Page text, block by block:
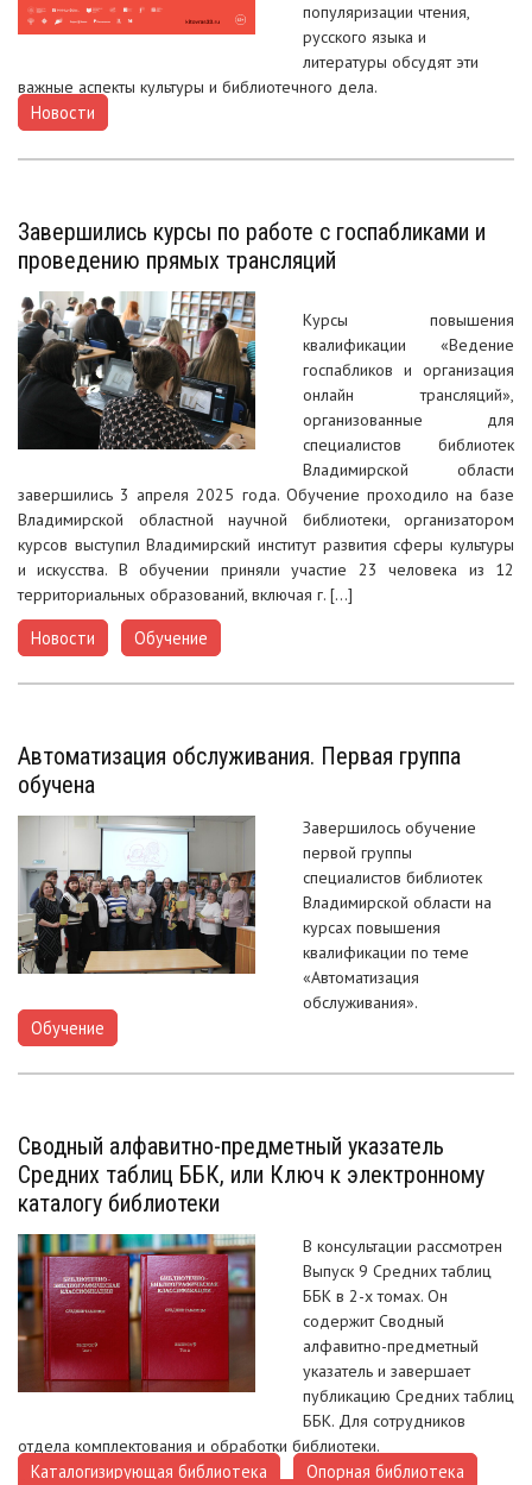
популяризации чтения,
русского языка и
литературы обсудят эти
важные аспекты культуры и библиотечного дела.
Новости
Завершились курсы по работе с госпабликами и
проведению прямых трансляций
Курсы повышения
квалификации «Ведение
госпабликов и организация
онлайн трансляций»,
организованные для
специалистов библиотек
Владимирской области
завершились 3 апреля 2025 года. Обучение проходило на базе
Владимирской областной научной библиотеки, организатором
курсов выступил Владимирский институт развития сферы культуры
и искусства. В обучении приняли участие 23 человека из 12
территориальных образований, включая г. […]
Новости Обучение
Автоматизация обслуживания. Первая группа
обучена
Завершилось обучение
первой группы
специалистов библиотек
Владимирской области на
курсах повышения
квалификации по теме
«Автоматизация
обслуживания».
Обучение
Сводный алфавитно-предметный указатель
Средних таблиц ББК, или Ключ к электронному
каталогу библиотеки
В консультации рассмотрен
Выпуск 9 Средних таблиц
ББК в 2-х томах. Он
содержит Сводный
алфавитно-предметный
указатель и завершает
публикацию Средних таблиц
ББК. Для сотрудников
отдела комплектования и обработки библиотеки.
Каталогизирующая библиотека Опорная библиотека